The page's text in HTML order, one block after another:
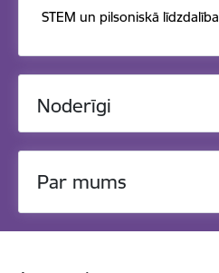
STEM un pilsoniskā līdzdalība
Noderīgi
Par mums